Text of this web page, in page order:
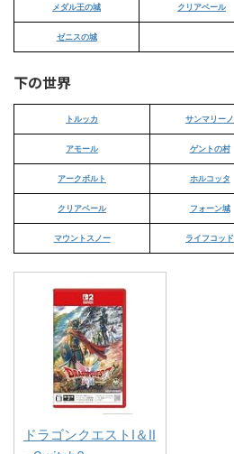
メダル王の城 クリアベール
ゼニスの城
下の世界
トルッカ サンマリーノ
アモール ゲントの村
アークボルト ホルコッタ
クリアベール フォーン城
マウントスノー ライフコッド
ドラゴンクエストI＆II